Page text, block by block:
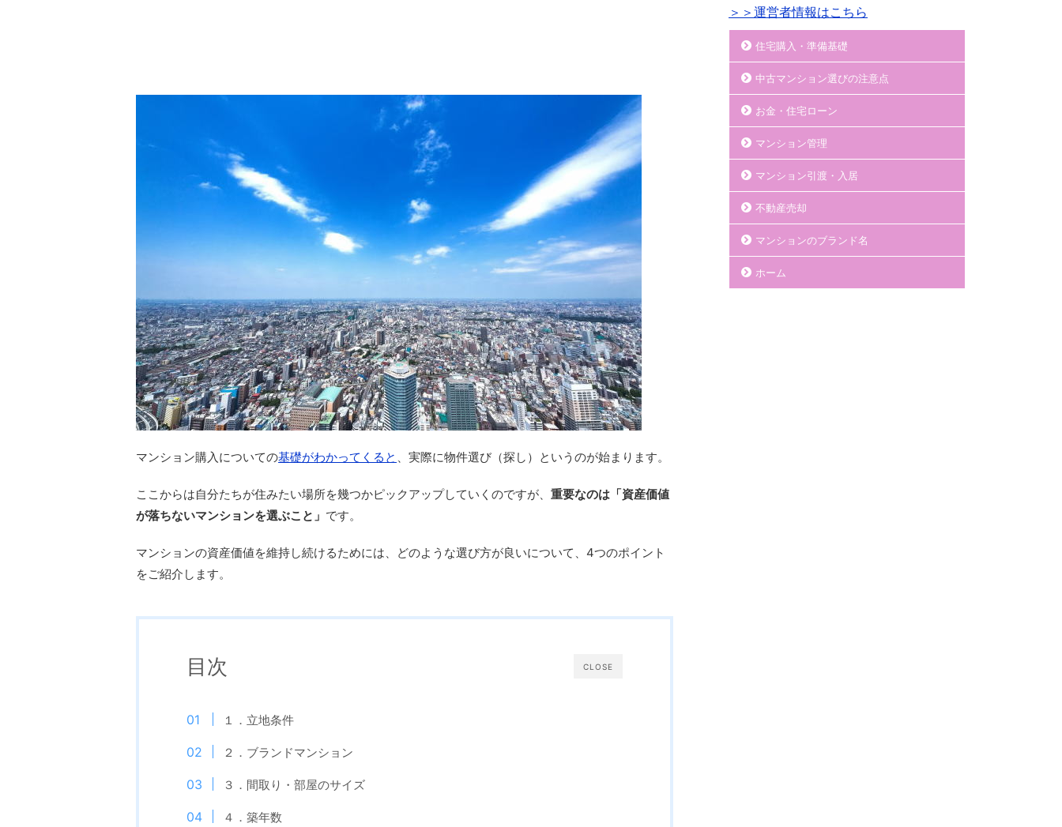
マンション購入についての基礎がわかってくると 、実際に物件選び（探し）というのが始まります。
ここからは自分たちが住みたい場所を幾つかピックアップしていくのですが、 重要なのは「資産価値
が落ちないマンションを選ぶこと」 です。
マンションの資産価値を維持し続けるためには、どのような選び方が良いについて、4つのポイント
をご紹介します。
CLOSE
目次
１．立地条件
２．ブランドマンション
３．間取り・部屋のサイズ
４．築年数
＞＞運営者情報はこちら
住宅購入・準備基礎
中古マンション選びの注意点
お金・住宅ローン
マンション管理
マンション引渡・入居
不動産売却
マンションのブランド名
ホーム